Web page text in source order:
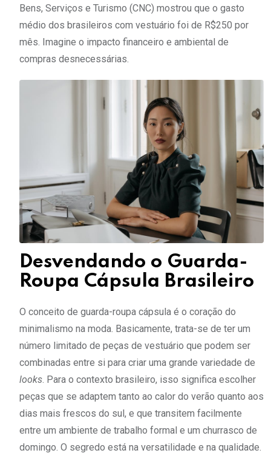
Bens, Serviços e Turismo (CNC) mostrou que o gasto
médio dos brasileiros com vestuário foi de R$250 por
mês. Imagine o impacto financeiro e ambiental de
compras desnecessárias.
Desvendando o Guarda-
Roupa Cápsula Brasileiro
O conceito de guarda-roupa cápsula é o coração do
minimalismo na moda. Basicamente, trata-se de ter um
número limitado de peças de vestuário que podem ser
combinadas entre si para criar uma grande variedade de
looks. Para o contexto brasileiro, isso significa escolher
peças que se adaptem tanto ao calor do verão quanto aos
dias mais frescos do sul, e que transitem facilmente
entre um ambiente de trabalho formal e um churrasco de
domingo. O segredo está na versatilidade e na qualidade.